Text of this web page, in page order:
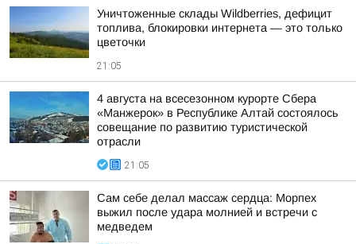
Уничтоженные склады Wildberries, дефицит
топлива, блокировки интернета — это только
цветочки
21:05
4 августа на всесезонном курорте Сбера
«Манжерок» в Республике Алтай состоялось
совещание по развитию туристической
отрасли
21:05
Сам себе делал массаж сердца: Морпех
выжил после удара молнией и встречи с
медведем